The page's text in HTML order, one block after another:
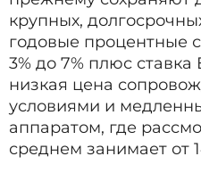
крупных,
годовые процентные
3% до 7% плюс
низкая цена
условиями и
аппаратом, где
среднем занимает от